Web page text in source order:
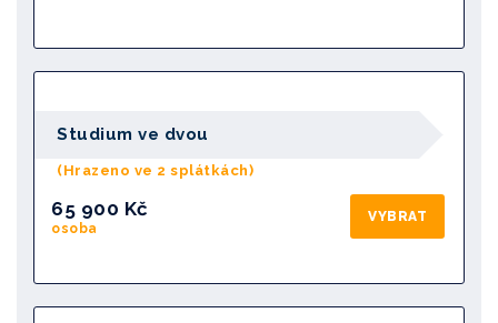
Studium ve dvou
(Hrazeno ve 2 splátkách)
65 900 Kč
osoba
VYBRAT